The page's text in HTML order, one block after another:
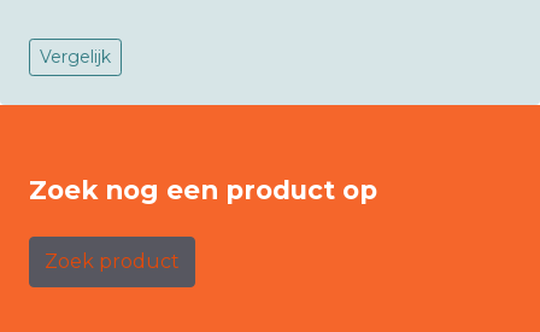
Vergelijk
Zoek nog een product op
Zoek product